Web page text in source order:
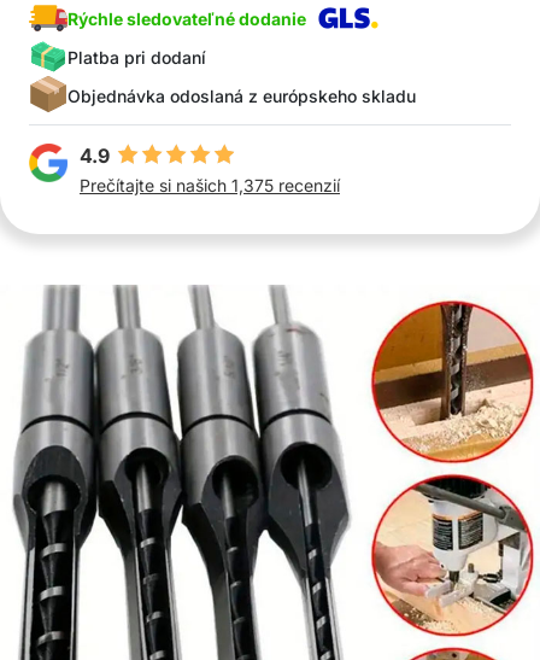
Rýchle sledovateľné dodanie
Platba pri dodaní
Objednávka odoslaná z európskeho skladu
4.9
Prečítajte si našich 1,375 recenzií